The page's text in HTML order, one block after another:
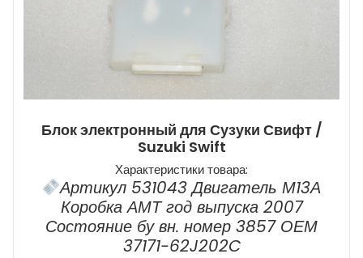
Блок электронный для Сузуки Свифт /
Suzuki Swift
Характеристики товара:
Артикул 531043 Двигатель М13А
Коробка АМТ год выпуска 2007
Состояние бу вн. номер 3857 ОЕМ
37171-62J202C